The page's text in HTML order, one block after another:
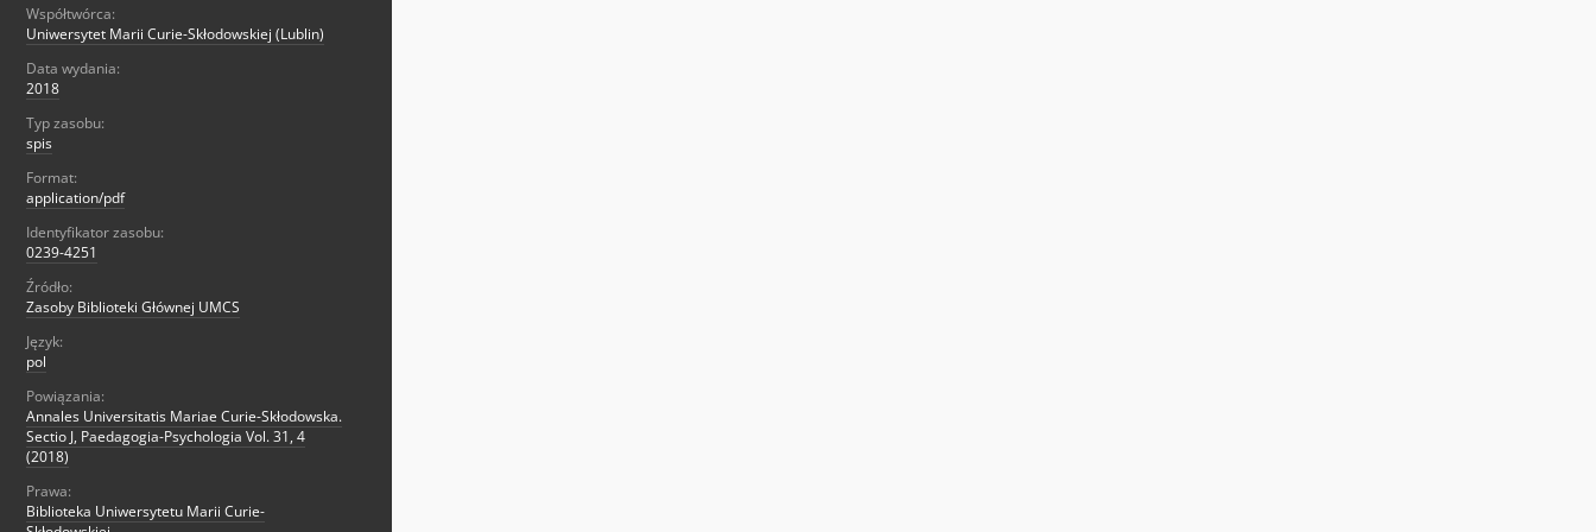
Współtwórca:
Uniwersytet Marii Curie-Skłodowskiej (Lublin)
Data wydania:
2018
Typ zasobu:
spis
Format:
application/pdf
Identyfikator zasobu:
0239-4251
Źródło:
Zasoby Biblioteki Głównej UMCS
Język:
pol
Powiązania:
Annales Universitatis Mariae Curie-Skłodowska.
Sectio J, Paedagogia-Psychologia Vol. 31, 4
(2018)
Prawa:
Biblioteka Uniwersytetu Marii Curie-